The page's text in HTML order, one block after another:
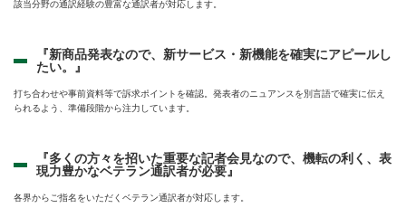
該当分野の通訳経験の豊富な通訳者が対応します。
『新商品発表なので、新サービス・新機能を確実にアピールし
たい。』
打ち合わせや事前資料等で訴求ポイントを確認。発表者のニュアンスを別言語で確実に伝え
られるよう、準備段階から注力しています。
『多くの方々を招いた重要な記者会見なので、機転の利く、表
現力豊かなベテラン通訳者が必要』
各界からご指名をいただくベテラン通訳者が対応します。